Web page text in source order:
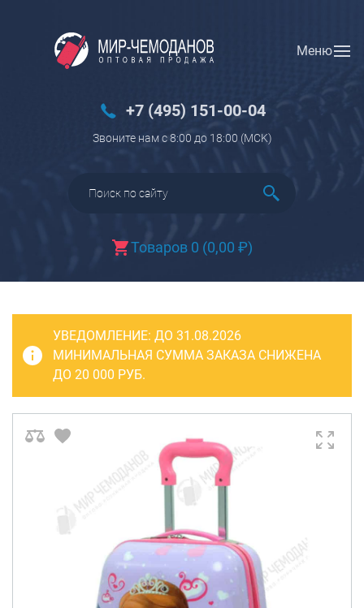
Меню
+7 (495) 151-00-04
Звоните нам с 8:00 до 18:00 (МCK)
Товаров 0 (0,00 ₽)
Вход Регистрация
Багаж
Чемоданы
Чемоданы детские
Пилоты на колесах
Рюкзаки детские для детских
Бьюти-кейсы
САКВОЯЖИ
РАСПРОДАЖА
Сумки колесные
Сумки спортивные
Сумки деловые
Сумки поясные
Сумки пляжные
Сумки для ноутбуков
УВЕДОМЛЕНИЕ: ДО 31.08.2026
МИНИМАЛЬНАЯ СУММА ЗАКАЗА СНИЖЕНА
ДО 20 000 РУБ.